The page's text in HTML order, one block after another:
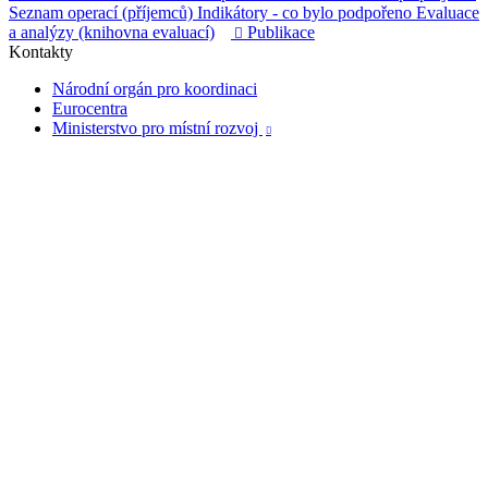
Seznam operací (příjemců) Indikátory - co bylo podpořeno Evaluace
a analýzy (knihovna evaluací)
 Publikace
Kontakty
Národní orgán pro koordinaci
Eurocentra
Ministerstvo pro místní rozvoj
